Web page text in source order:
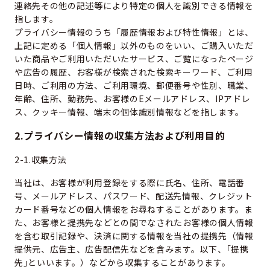
連絡先その他の記述等により特定の個人を識別できる情報を
指します。
プライバシー情報のうち「履歴情報および特性情報」とは、
上記に定める「個人情報」以外のものをいい、ご購入いただ
いた商品やご利用いただいたサービス、ご覧になったページ
や広告の履歴、お客様が検索された検索キーワード、ご利用
日時、ご利用の方法、ご利用環境、郵便番号や性別、職業、
年齢、住所、勤務先、お客様のEメールアドレス、IPアドレ
ス、クッキー情報、端末の個体識別情報などを指します。
2.プライバシー情報の収集方法および利用目的
2-1.収集方法
当社は、お客様が利用登録をする際に氏名、住所、電話番
号、メールアドレス、パスワード、配送先情報、クレジット
カード番号などの個人情報をお尋ねすることがあります。ま
た、お客様と提携先などとの間でなされたお客様の個人情報
を含む取引記録や、決済に関する情報を当社の提携先（情報
提供元、広告主、広告配信先などを含みます。以下、｢提携
先｣といいます。）などから収集することがあります。